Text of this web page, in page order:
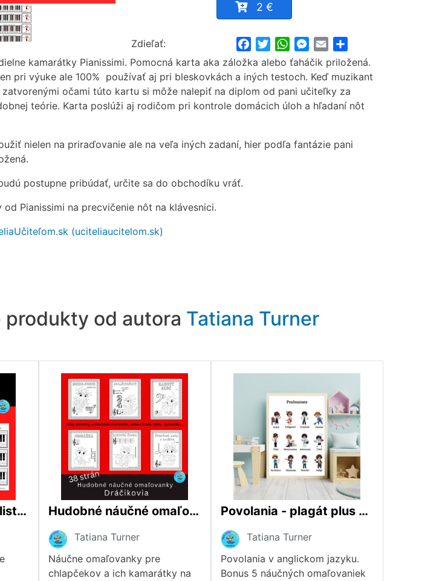
2 €
Zdieľať: FacebookTwitterWhatsApp
Messenger
Email
kamarátky Pianissimi. Pomocná karta aka záložka alebo ťaháčik priložená.
pri výuke ale 100% používať aj pri bleskovkách a iných testoch. Keď muzikant
očami túto kartu si môže nalepiť na diplom od pani učiteľky za
teórie. Karta poslúži aj rodičom pri kontrole domácich úloh a hľadaní nôt
nielen na priraďovanie ale na veľa iných zadaní, hier podľa fantázie pani
postupne pribúdať, určite sa do obchodíku vráť.
Pianissimi na precvičenie nôt na klávesnici.
(uciteliaucitelom.sk)
produkty od autora Tatiana Turner
Stupnice - pracovný list na zápis stupníc do notovej osnovy Hudobné náučné omaľovanky - Dráčikovia
Tatiana Turner
Náučne omaľovanky pre
chlapčekov a ich kamarátky na
Povolania - plagát plus bonus
Tatiana Turner
Povolania v anglickom jazyku.
Bonus 5 náučných omaľovaniek